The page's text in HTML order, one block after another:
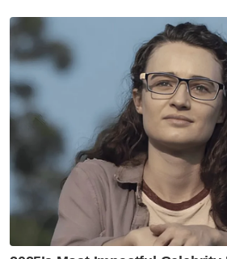
MGB
topping'
Indah
Nasional
90 peratus
ditawarkan
pelajaran
setahun
Nasional
Ahmad Maslan
Karangkraf,
selambak